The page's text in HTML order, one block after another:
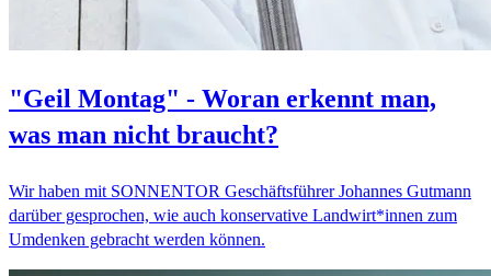
"Geil Montag" - Woran erkennt man,
was man nicht braucht?
Wir haben mit SONNENTOR Geschäftsführer Johannes Gutmann
darüber gesprochen, wie auch konservative Landwirt*innen zum
Umdenken gebracht werden können.